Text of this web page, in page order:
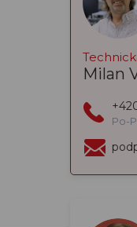
Milan
Po-